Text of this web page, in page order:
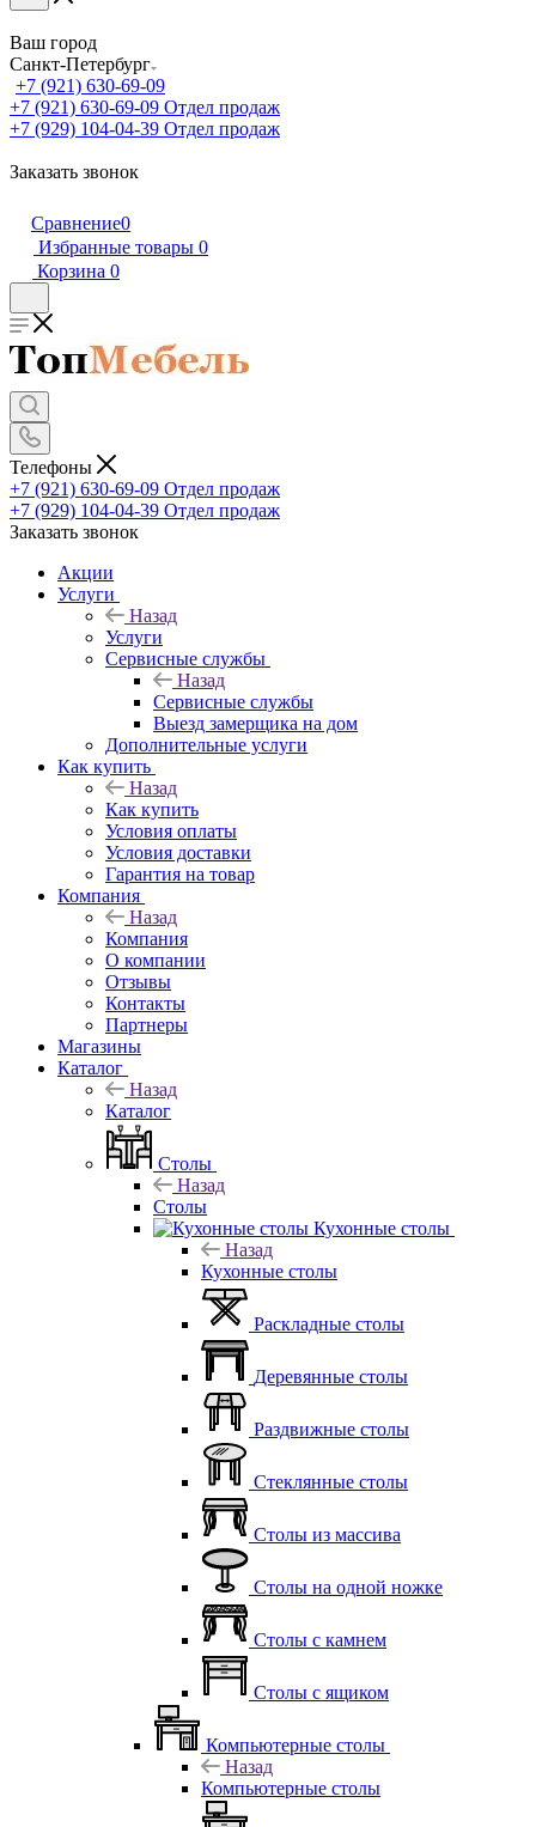
Ваш город
Санкт-Петербург
+7 (921) 630-69-09
+7 (921) 630-69-09 Отдел продаж
+7 (929) 104-04-39 Отдел продаж
Заказать звонок
Сравнение0
Избранные товары 0
Корзина 0
Телефоны
+7 (921) 630-69-09 Отдел продаж
+7 (929) 104-04-39 Отдел продаж
Заказать звонок
Акции
Услуги
Назад
Услуги
Сервисные службы
Назад
Сервисные службы
Выезд замерщика на дом
Дополнительные услуги
Как купить
Назад
Как купить
Условия оплаты
Условия доставки
Гарантия на товар
Компания
Назад
Компания
О компании
Отзывы
Контакты
Партнеры
Магазины
Каталог
Назад
Каталог
Столы
Назад
Столы
Кухонные столы
Назад
Кухонные столы
Раскладные столы
Деревянные столы
Раздвижные столы
Стеклянные столы
Столы из массива
Столы на одной ножке
Столы с камнем
Столы с ящиком
Компьютерные столы
Назад
Компьютерные столы